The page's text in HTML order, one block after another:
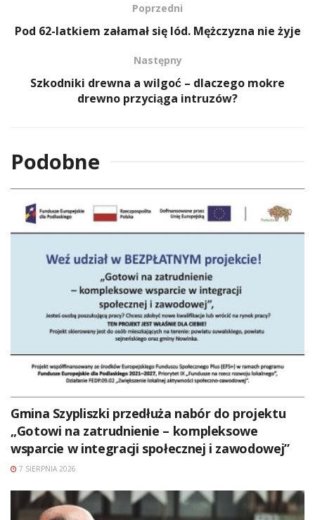
Poprzedni
Pod 62-latkiem załamał się lód. Mężczyzna nie żyje
Następny
Szkodniki drewna a wilgoć – dlaczego mokre
drewno przyciąga intruzów?
Podobne
Gmina Szypliszki przedłuża nabór do projektu
„Gotowi na zatrudnienie – kompleksowe
wsparcie w integracji społecznej i zawodowej”
7 SIERPNIA 2026